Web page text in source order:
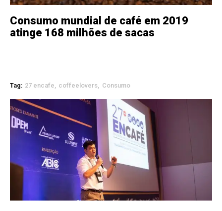
Consumo mundial de café em 2019
atinge 168 milhões de sacas
Tag: 27 encafe coffeelovers Consumo